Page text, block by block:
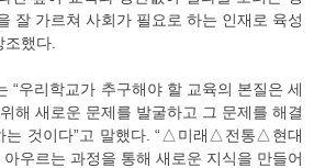
잘 가르쳐 사회가 필요로 하는 인재로 육성
했다.
“우리학교가 추구해야 할 교육의 본질은 세
해 새로운 문제를 발굴하고 그 문제를 해결
는 것이다”고 말했다. “△미래△전통△현대
우르는 과정을 통해 새로운 지식을 만들어